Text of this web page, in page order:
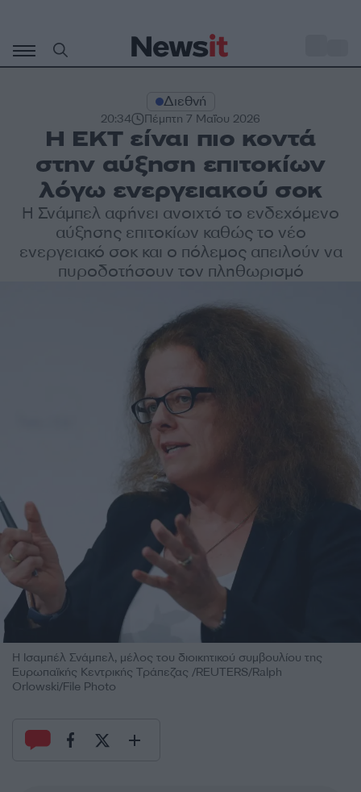
περιεχόμενο
Διεθνή
20:34 Πέμπτη 7 Μαΐου 2026
Η ΕΚΤ είναι πιο κοντά
στην αύξηση επιτοκίων
λόγω ενεργειακού σοκ
Η Σνάμπελ αφήνει ανοιχτό το ενδεχόμενο
αύξησης επιτοκίων καθώς το νέο
ενεργειακό σοκ και ο πόλεμος απειλούν να
πυροδοτήσουν τον πληθωρισμό
Η Ισαμπέλ Σνάμπελ, μέλος του διοικητικού συμβουλίου της
Ευρωπαϊκής Κεντρικής Τράπεζας /REUTERS/Ralph
Orlowski/File Photo